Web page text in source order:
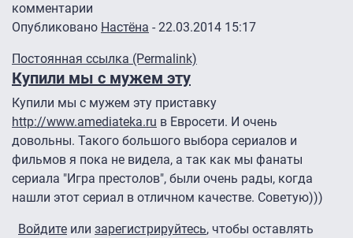
комментарии
Опубликовано Настёна - 22.03.2014 15:17
Постоянная ссылка (Permalink)
Купили мы с мужем эту
Купили мы с мужем эту приставку
http://www.amediateka.ru в Евросети. И очень
довольны. Такого большого выбора сериалов и
фильмов я пока не видела, а так как мы фанаты
сериала "Игра престолов", были очень рады, когда
нашли этот сериал в отличном качестве. Советую)))
Войдите или зарегистрируйтесь, чтобы оставлять